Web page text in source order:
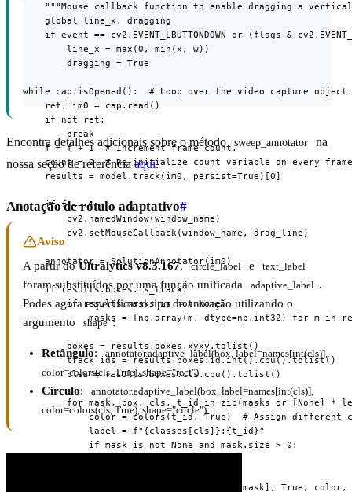
"""Mouse callback function to enable dragging a
    global line_x, dragging
if event == cv2.EVENT_LBUTTONDOWN or (flags &
        line_x = max(0, min(x, w))
        dragging = True
while cap.isOpened():  # Loop over the video capture object.
    ret, im0 = cap.read()
    if not ret:
        break
    f = f + 1  # Increment frame count.
count = 0  # Re-initialize count variable on every
    results = model.track(im0, persist=True)[0]
    if f == 1:
        cv2.namedWindow(window_name)
        cv2.setMouseCallback(window_name, drag_line)
    annotator = SolutionAnnotator(im0)
    if results.boxes.is_track:
        if results.masks is not None:
masks = [np.array(m, dtype=np.int32) for m in
        boxes = results.boxes.xyxy.tolist()
        track_ids = results.boxes.id.int().cpu().tolist()
        clss = results.boxes.cls.cpu().tolist()
for mask, box, cls, t_id in zip(masks or [None] *
color = colors(t_id, True)  # Assign different
            label = f"{classes[cls]}:{t_id}"
            if mask is not None and mask.size > 0:
cv2.polylines(im0, [mask], True, color,
Encontra detalhes adicionais sobre o método sweep_annotator
na
nossa seção de referênciaaqui.
Anotação de rótulo adaptativo#
Aviso
A partir doUltralytics v8.3.167, circle_label e text_label
foram substituídos por uma função unificada adaptive_label .
Podes agora especificar o tipo de anotação utilizando o
argumento
shape :
Retângulo:
annotator.adaptive_label(box, label=names[int(cls)],
color=colors(cls, True), shape="rect")
Círculo:
annotator.adaptive_label(box, label=names[int(cls)],
color=colors(cls, True), shape="circle")